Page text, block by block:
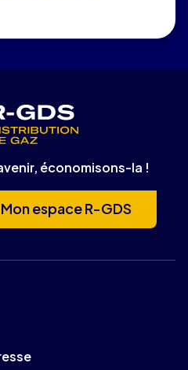
économisons-la !
Mon espace R-GDS